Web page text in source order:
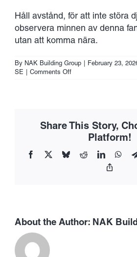
Håll avstånd, för att inte störa
observera minnen av denna
utan att komma nära.
By NAK Building Group February 23,
SE
Comments Offon
Ett
Ekosystem
Share This Story,
Platform!
Facebook BlueskyRedditLinkedIn
About the Author: NAK